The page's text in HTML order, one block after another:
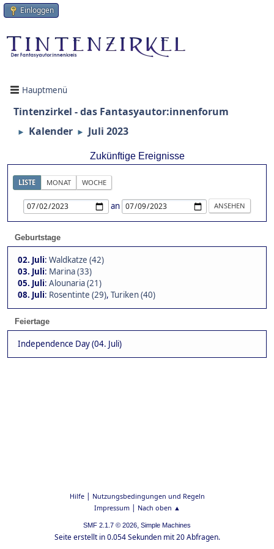
Einloggen
Hauptmenü
Tintenzirkel - das Fantasyautor:innenforum
► Kalender ► Juli 2023
Zukünftige Ereignisse
LISTE MONAT WOCHE
an
Geburtstage
02. Juli: Waldkatze (42)
03. Juli: Marina (33)
05. Juli: Alounaria (21)
08. Juli: Rosentinte (29), Turiken (40)
Feiertage
Independence Day (04. Juli)
Hilfe| Nutzungsbedingungen und Regeln
Impressum| Nach oben ▲
SMF 2.1.7 © 2026, Simple Machines
Seite erstellt in 0.054 Sekunden mit 20 Abfragen.